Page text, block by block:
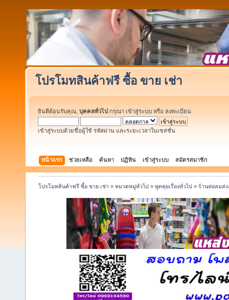
โปรโมทสินค้าฟรี ซื้อ ขาย เช่า
ยินดีต้อนรับคุณ, บุคคลทั่วไป กรุณา เข้าสู่ระบบ หรือ ลงทะเบียน
เข้าสู่ระบบด้วยชื่อผู้ใช้ รหัสผ่าน และระยะเวลาในเซสชั่น
หน้าแรก ช่วยเหลือ ค้นหา ปฏิทิน เข้าสู่ระบบ สมัครสมาชิก
โปรโมทสินค้าฟรี ซื้อ ขาย เช่า »หมวดหมู่ทั่วไป »พูดคุยเรื่องทั่วไป »ร้านท่อลมส่ง